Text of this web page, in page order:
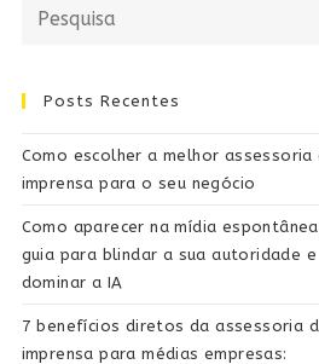
Posts Recentes
Como escolher a melhor assessoria
imprensa para o seu negócio
Como aparecer na mídia
guia para blindar a sua autoridade e
dominar a IA
7 benefícios diretos da assessoria
imprensa para médias empresas: